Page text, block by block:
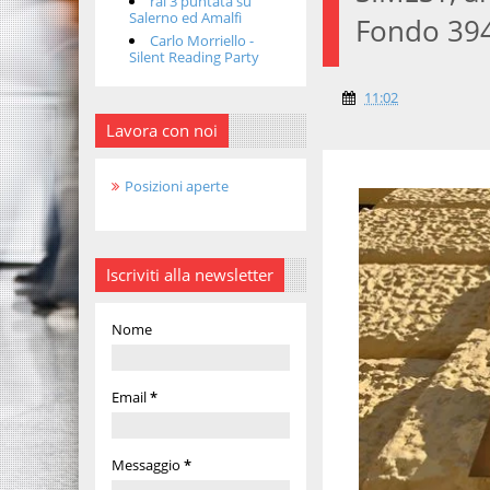
Salerno ed Amalfi
Carlo Morriello -
Silent Reading Party
Lavora con noi
Posizioni aperte
Iscriviti alla newsletter
Nome
Email*
Messaggio *
Fondo
11:02